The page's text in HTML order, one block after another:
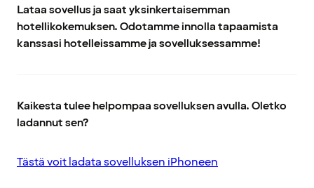
Lataa sovellus ja saat yksinkertaisemman
hotellikokemuksen. Odotamme innolla tapaamista
kanssasi hotelleissamme ja sovelluksessamme!
Kaikesta tulee helpompaa sovelluksen avulla. Oletko
ladannut sen?
Tästä voit ladata sovelluksen iPhoneen